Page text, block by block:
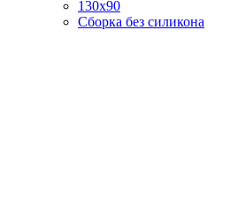
130х90
Сборка без силикона